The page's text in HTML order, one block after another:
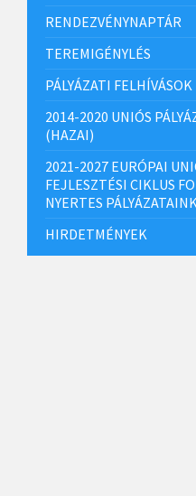
RENDEZVÉNYNAPTÁR
TEREMIGÉNYLÉS
PÁLYÁZATI FELHÍVÁSOK
2014-2020 UNIÓS
(HAZAI)
2021-2027 EURÓPAI
FEJLESZTÉSI CIKLUS
NYERTES PÁLYÁZATAINK
HIRDETMÉNYEK